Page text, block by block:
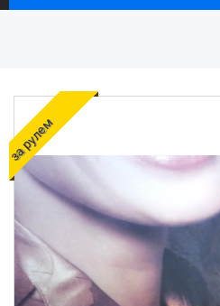
Статьи
О нас
Отзывы
за рулем